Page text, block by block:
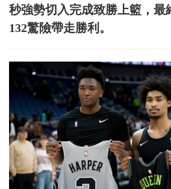
秒強勢切入完成致勝上籃，最
132驚險帶走勝利。